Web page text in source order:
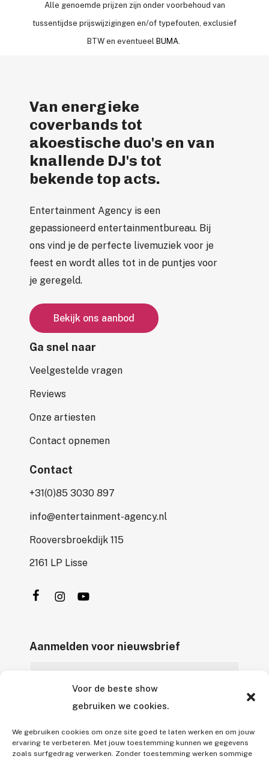
Voor de beste show
gebruiken we cookies.
We gebruiken cookies om onze site goed te laten werken en om jouw
ervaring te verbeteren. Met jouw toestemming kunnen we gegevens
zoals surfgedrag verwerken. Zonder toestemming werken sommige
Alle genoemde prijzen zijn onder voorbehoud van
tussentijdse prijswijzigingen en/of typefouten, exclusief
BTW en eventueel BUMA.
Van energieke
coverbands tot
akoestische duo's en van
knallende DJ's tot
bekende top acts.
Entertainment Agency is een
gepassioneerd entertainmentbureau. Bij
ons vind je de perfecte livemuziek voor je
feest en wordt alles tot in de puntjes voor
je geregeld.
Bekijk ons aanbod
Ga snel naar
Veelgestelde vragen
Reviews
Onze artiesten
Contact opnemen
Contact
+31(0)85 3030 897
info@entertainment-agency.nl
Rooversbroekdijk 115
2161 LP Lisse
Aanmelden voor nieuwsbrief
Alle rechten voorbehouden © 2026 Entertainment Agency B.V.